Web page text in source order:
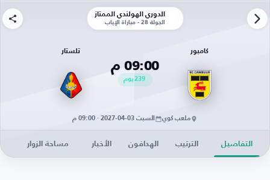
الدوري الهولندي الممتاز
الجولة 28 - مباراة الإياب
كامبور
09:00 م
239يوم
تلستار
ملعب كوي السبت 03-04-2027 · 09:00 م
التفاصيل الترتيب الهدافون الأخبار مساحة الزوار